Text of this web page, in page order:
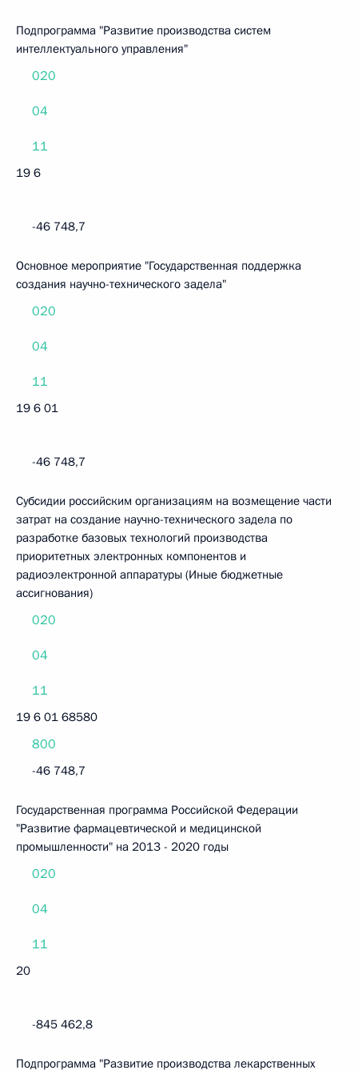
Подпрограмма "Развитие производства систем
интеллектуального управления"
020
04
11
19 6
-46 748,7
Основное мероприятие "Государственная поддержка
создания научно-технического задела"
020
04
11
19 6 01
-46 748,7
Субсидии российским организациям на возмещение части
затрат на создание научно-технического задела по
разработке базовых технологий производства
приоритетных электронных компонентов и
радиоэлектронной аппаратуры (Иные бюджетные
ассигнования)
020
04
11
19 6 01 68580
800
-46 748,7
Государственная программа Российской Федерации
"Развитие фармацевтической и медицинской
промышленности" на 2013 - 2020 годы
020
04
11
20
-845 462,8
Подпрограмма "Развитие производства лекарственных